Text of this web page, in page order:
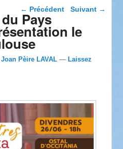
Navigation dans les
← Précédent Suivant →
Pays
le
Joan Pèire LAVAL —Laissez